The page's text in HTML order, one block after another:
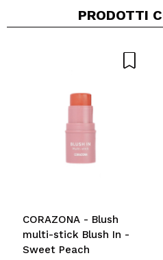
Condividi un
PRODOTTI
CORAZONA - Blush
multi-stick Blush In -
Sweet Peach